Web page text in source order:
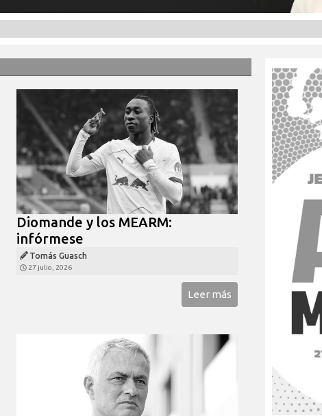
Diomande y los MEARM:
infórmese
Tomás Guasch
27 julio, 2026
Leer más